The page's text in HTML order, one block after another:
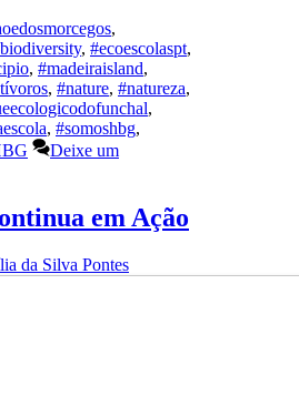
,
, #ecoescolaspt,
, #madeiraisland,
, #nature, #natureza,
,
, #somoshbg,
Deixe um
em Ação
da Silva Pontes